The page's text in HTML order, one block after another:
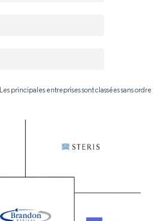
principales entreprises sont classées sans ordre